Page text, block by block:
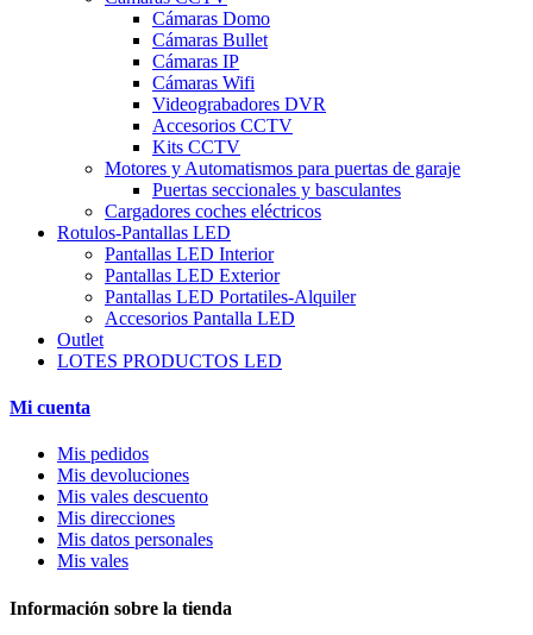
Cámaras Domo
Cámaras Bullet
Cámaras IP
Cámaras Wifi
Videograbadores DVR
Accesorios CCTV
Kits CCTV
Motores y Automatismos para puertas de garaje
Puertas seccionales y basculantes
Cargadores coches eléctricos
Rotulos-Pantallas LED
Pantallas LED Interior
Pantallas LED Exterior
Pantallas LED Portatiles-Alquiler
Accesorios Pantalla LED
Outlet
LOTES PRODUCTOS LED
Mi cuenta
Mis pedidos
Mis devoluciones
Mis vales descuento
Mis direcciones
Mis datos personales
Mis vales
Información sobre la tienda